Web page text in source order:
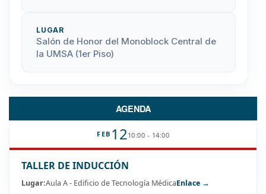
LUGAR
Salón de Honor del Monoblock Central de
la UMSA (1er Piso)
AGENDA
FEB 1210:00 - 14:00
TALLER DE INDUCCIÓN
Lugar:Aula A - Edificio de Tecnología MédicaEnlace →